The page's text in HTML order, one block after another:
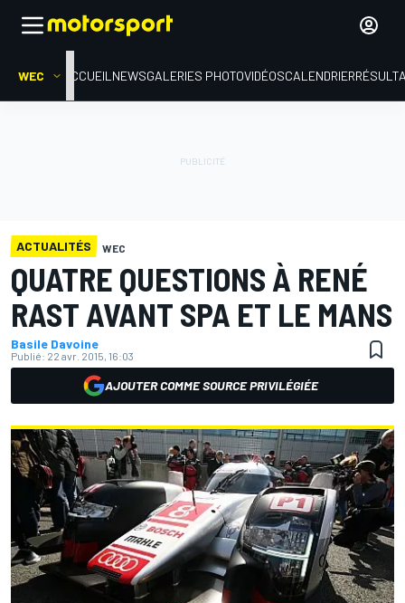
WEC ACCUEIL NEWSGALERIES PHOTOVIDÉOSCALENDRIER
ACTUALITÉS WEC
QUATRE QUESTIONS À RENÉ
RAST AVANT SPA ET LE MANS
Basile Davoine
Publié: 22 avr. 2015, 16:03
AJOUTER COMME SOURCE PRIVILÉGIÉE